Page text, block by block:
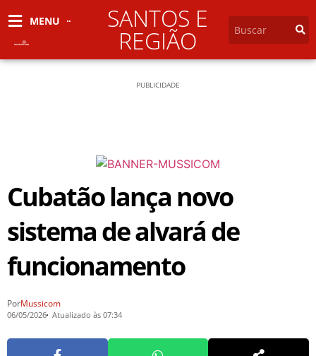
MENU SANTOS E
REGIÃO
PUBLICIDADE
Cubatão lança novo
sistema de alvará de
funcionamento
PorMussicom
06/05/2026 Atualizado às 07:34